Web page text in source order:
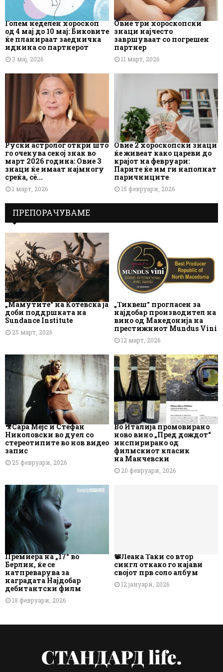
Голем неделен хороскоп
од 4 мај до 10 мај: Биковите
ќе планираат заедничка
иднина со партнерот
3 мај, 2026
Овие три хороскопски
знаци најчесто
завршуваат со погрешен
партнер
11 март, 2026
Руски астролог откри што
го очекува секој знак во
март 2026 година: Овие 3
знаци ќе имаат најмногу
среќа, сè...
1 март, 2026
Овие 2 хороскопски знаци
ќе живеат како цареви до
крајот на февруари:
Парите ќе им ги наполнат
паричниците
15 февруари, 2026
ПРЕПОРАЧУВАМЕ
„Мамутите“ на Котевска ја
доби поддршката на
Sundance Institute
25 март, 2026
„Тиквеш“ прогласен за
најдобар производител на
вино од Македонија на
престижниот Mundus Vini
12 март, 2026
🎥Сара Мејс и Стефан
Николовски во дуел со
стереотипите во нов видео
запис
25 февруари, 2026
Во Италија промовирано
ново вино „Пред дождот“
инспирирано од
филмскиот класик
на Манчевски
20 февруари, 2026
Премиера на „17“ во
Берлин, ќе се
натпреварува за
наградата Најдобар
дебитантски филм
18 февруари, 2026
📽️Леана Таќи со втор
сингл откако го најави
својот прв соло албум
12 јануари, 2026